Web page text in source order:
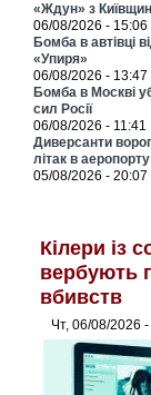
«Ждун» з
06/08/2026 - 15:06
Бомба в автівці
«Упиря»
06/08/2026 - 13:47
Бомба в Москві
сил Росії
06/08/2026 - 11:41
Диверсанти
літак в
05/08/2026 - 20:07
Кілери із
вербують
вбивств
Чт, 06/08/2026